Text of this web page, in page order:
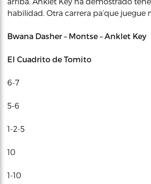
habilidad. Otra carrera pa’que juegue
Bwana Dasher – Montse – Anklet Key
El Cuadrito de Tomito
6-7
5-6
1-2-5
10
1-10